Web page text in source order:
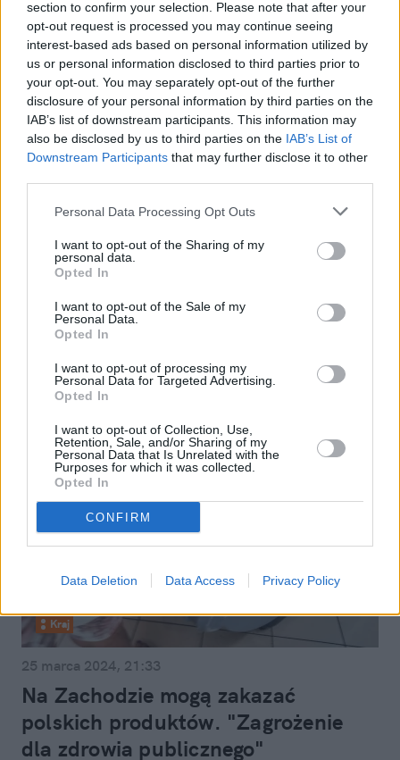
section to confirm your selection. Please note that after your
opt-out request is processed you may continue seeing
interest-based ads based on personal information utilized by
us or personal information disclosed to third parties prior to
your opt-out. You may separately opt-out of the further
disclosure of your personal information by third parties on the
IAB’s list of downstream participants. This information may
also be disclosed by us to third parties on the IAB’s List of
Downstream Participants that may further disclose it to other
Personal Data Processing Opt Outs
I want to opt-out of the Sharing of my
personal data.
Opted In
I want to opt-out of the Sale of my
Personal Data.
Opted In
I want to opt-out of processing my
Personal Data for Targeted Advertising.
Opted In
I want to opt-out of Collection, Use,
Retention, Sale, and/or Sharing of my
Personal Data that Is Unrelated with the
Purposes for which it was collected.
Opted In
CONFIRM
Data Deletion Data Access Privacy Policy
Kraj
Wraca sprawa zatrutej galarety z
targowiska. Są wyniki sekcji zwłok
Kraj
25 marca 2024, 21:33
Na Zachodzie mogą zakazać
polskich produktów. "Zagrożenie
dla zdrowia publicznego"